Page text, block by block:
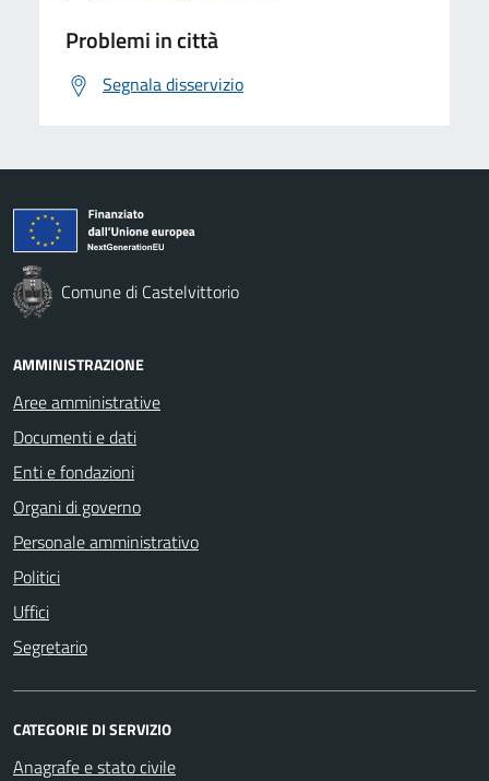
Problemi in città
Segnala disservizio
Comune di Castelvittorio
AMMINISTRAZIONE
Aree amministrative
Documenti e dati
Enti e fondazioni
Organi di governo
Personale amministrativo
Politici
Uffici
Segretario
CATEGORIE DI SERVIZIO
Anagrafe e stato civile